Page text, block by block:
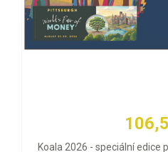
Koala 2026 - speciální edice